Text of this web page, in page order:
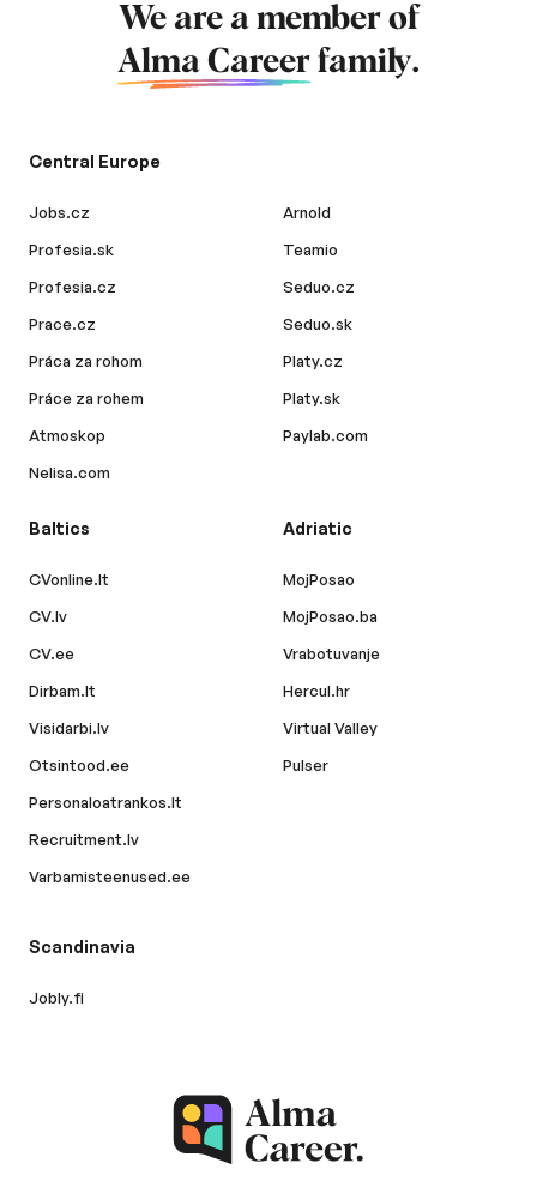
We are a member of
Alma Career family.
Central Europe
Jobs.cz
Profesia.sk
Profesia.cz
Prace.cz
Práca za rohom
Práce za rohem
Atmoskop
Nelisa.com
Arnold
Teamio
Seduo.cz
Seduo.sk
Platy.cz
Platy.sk
Paylab.com
Baltics
CVonline.lt
CV.lv
CV.ee
Dirbam.lt
Visidarbi.lv
Otsintood.ee
Personaloatrankos.lt
Recruitment.lv
Varbamisteenused.ee
Adriatic
MojPosao
MojPosao.ba
Vrabotuvanje
Hercul.hr
Virtual Valley
Pulser
Scandinavia
Jobly.fi